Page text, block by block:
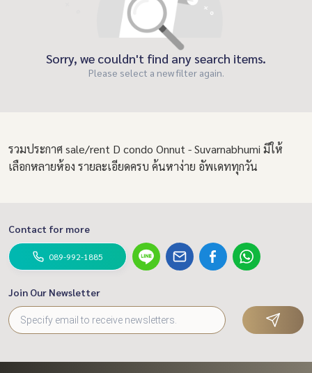
Sorry, we couldn't find any search items.
Please select a new filter again.
รวมประกาศ sale/rent D condo Onnut - Suvarnabhumi มีให้
เลือกหลายห้อง รายละเอียดครบ ค้นหาง่าย อัพเดททุกวัน
Contact for more
089-992-1885
Join Our Newsletter